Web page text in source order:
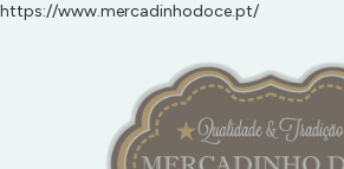
https://www.mercadinhodoce.pt/